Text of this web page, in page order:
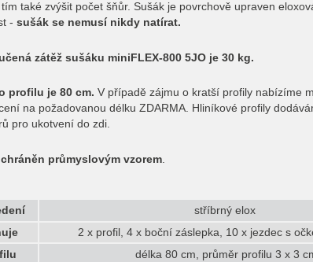
také zvýšit počet šňůr. Sušák je povrchově upraven
- sušák se nemusí nikdy natírat.
zátěž sušáku miniFLEX-800 5JO je 30 kg.
profilu je 80 cm. V případě zájmu o kratší profily nabízíme
na požadovanou délku ZDARMA. Hliníkové profily
pro ukotvení do zdi.
průmyslovým vzorem
stříbrný elox
2 x profil, 4 x boční záslepka, 10 x jezdec s
délka 80 cm, průměr profilu 3 x 3